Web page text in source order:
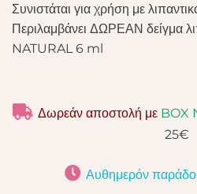
Συνιστάται για χρήση με
Περιλαμβάνει ΔΩΡΕΑΝ δείγμα
NATURAL 6 ml
Δωρεάν αποστολή με BOX
25€
Αυθημερόν